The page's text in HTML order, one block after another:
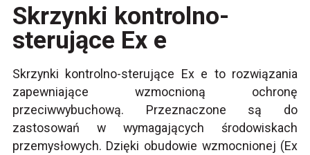
Skrzynki kontrolno-
sterujące Ex e
Skrzynki kontrolno-sterujące Ex e to rozwiązania
zapewniające wzmocnioną ochronę
przeciwwybuchową. Przeznaczone są do
zastosowań w wymagających środowiskach
przemysłowych. Dzięki obudowie wzmocnionej (Ex